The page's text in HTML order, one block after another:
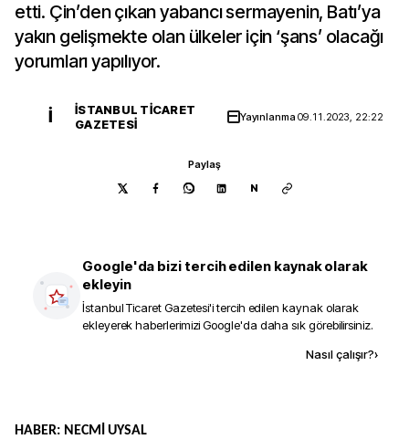
etti. Çin’den çıkan yabancı sermayenin, Batı’ya
yakın gelişmekte olan ülkeler için ‘şans’ olacağı
yorumları yapılıyor.
İ
İSTANBUL TICARET
GAZETESI
Yayınlanma09.11.2023, 22:22
Paylaş
N
Google'da bizi tercih edilen kaynak olarak
ekleyin
İstanbul Ticaret Gazetesi'i tercih edilen kaynak olarak
ekleyerek haberlerimizi Google'da daha sık görebilirsiniz.
Nasıl çalışır?›
HABER: NECMİ UYSAL